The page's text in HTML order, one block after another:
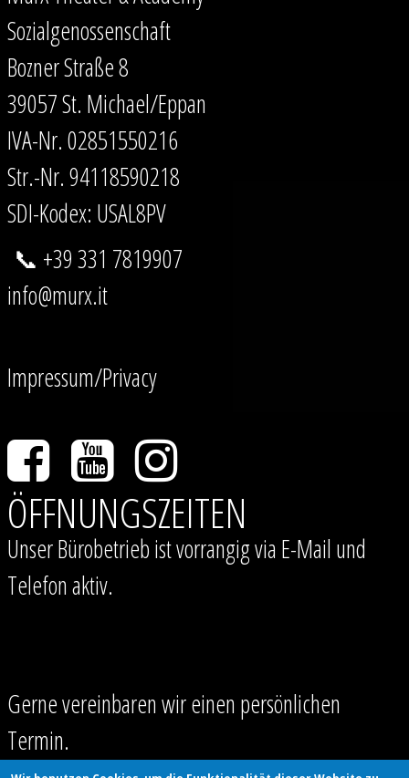
Sozialgenossenschaft
Bozner Straße 8
39057 St. Michael/Eppan
IVA-Nr. 02851550216
Str.-Nr. 94118590218
SDI-Kodex: USAL8PV
📞 +39 331 7819907
info@murx.it
Impressum/Privacy
ÖFFNUNGSZEITEN
Unser Bürobetrieb ist vorrangig via E-Mail und
Telefon aktiv.
Gerne vereinbaren wir einen persönlichen
Termin.